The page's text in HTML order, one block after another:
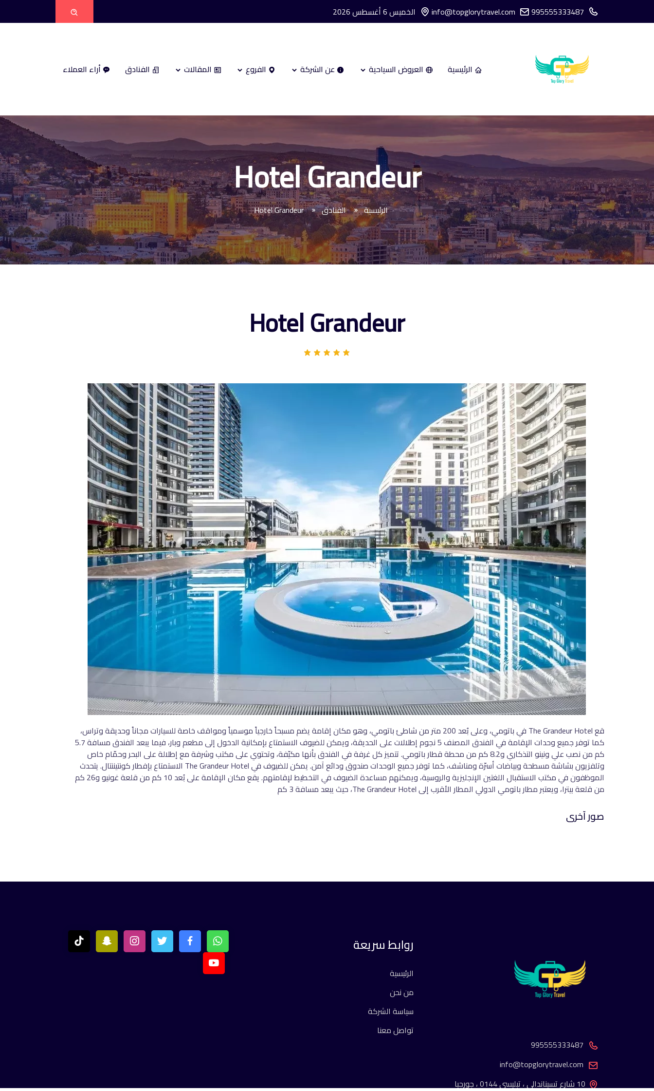
995555333487
info@topglorytravel.com الخميس 6 أغسطس 2026
الرئيسية العروض السياحية عن الشركة الفروع المقالات الفنادق أراء العملاء
Hotel Grandeur
الرئيسية الفنادق Hotel Grandeur
Hotel Grandeur
قع The Grandeur Hotel في باتومي، وعلى بُعد 200 متر من شاطئ باتومي، وهو مكان إقامة يضم مسبحاً خارجياً موسمياً ومواقف خاصة للسيارات مجاناً وحديقة وتراس،
كما توفر جميع وحدات الإقامة في الفندق المصنف 5 نجوم إطلالات على الحديقة، ويمكن للضيوف الاستمتاع بإمكانية الدخول إلى مطعم وبار، فيما يبعد الفندق مسافة 5.7
كم من نصب علي ونينو التذكاري و8.2 كم من محطة قطار باتومي. تتميز كل غرفة في الفندق بأنها مكيّفة، وتحتوي على مكتب وشرفة مع إطلالة على البحر وحمّام خاص
وتلفزيون بشاشة مسطحة وبياضات أسرّة ومناشف، كما توفر جميع الوحدات صندوق ودائع آمن. يمكن للضيوف في The Grandeur Hotel الاستمتاع بإفطار كونتيننتال. يتحدث
الموظفون في مكتب الاستقبال اللغتين الإنجليزية والروسية، ويمكنهم مساعدة الضيوف في التخطيط لإقامتهم. يقع مكان الإقامة على بُعد 10 كم من قلعة غونيو و26 كم
من قلعة بيترا، ويعتبر مطار باتومي الدولي المطار الأقرب إلى The Grandeur Hotel، حيث يبعد مسافة 3 كم
صور آخرى
995555333487
info@topglorytravel.com
10 شارع تسيناندالي ، تبليسي 0144 ، جورجيا
روابط سريعة
الرئيسية
من نحن
سياسة الشركة
تواصل معنا